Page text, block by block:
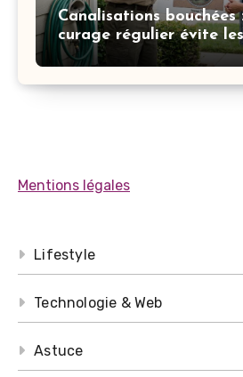
Canalisations
curage régulier évite
dégâts
Mentions légales
Lifestyle
Technologie & Web
Astuce